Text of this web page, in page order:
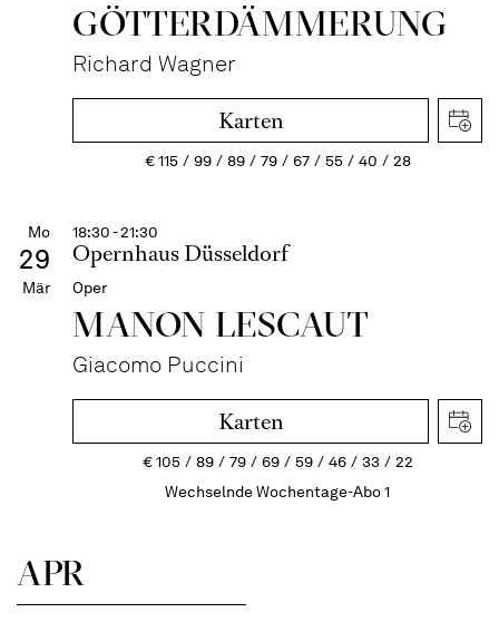
GÖTTER­DÄMMERUNG
Richard Wagner
Karten
€115 99 89 79 67 55 40 28
Mo
29
Mär
18:30 - 21:30
Opernhaus Düsseldorf
Oper
MANON LESCAUT
Giacomo Puccini
Karten
€105 89 79 69 59 46 33
22
Wechselnde Wochentage-Abo 1
APR